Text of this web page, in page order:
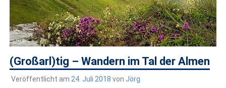
(Großarl)tig – Wandern im Tal der Almen
Veröffentlicht am 24. Juli 2018 von Jörg